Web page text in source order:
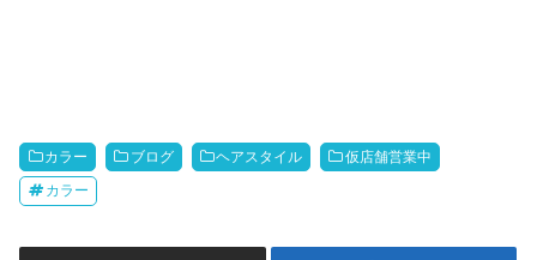
カラー ブログ ヘアスタイル 仮店舗営業中
カラー